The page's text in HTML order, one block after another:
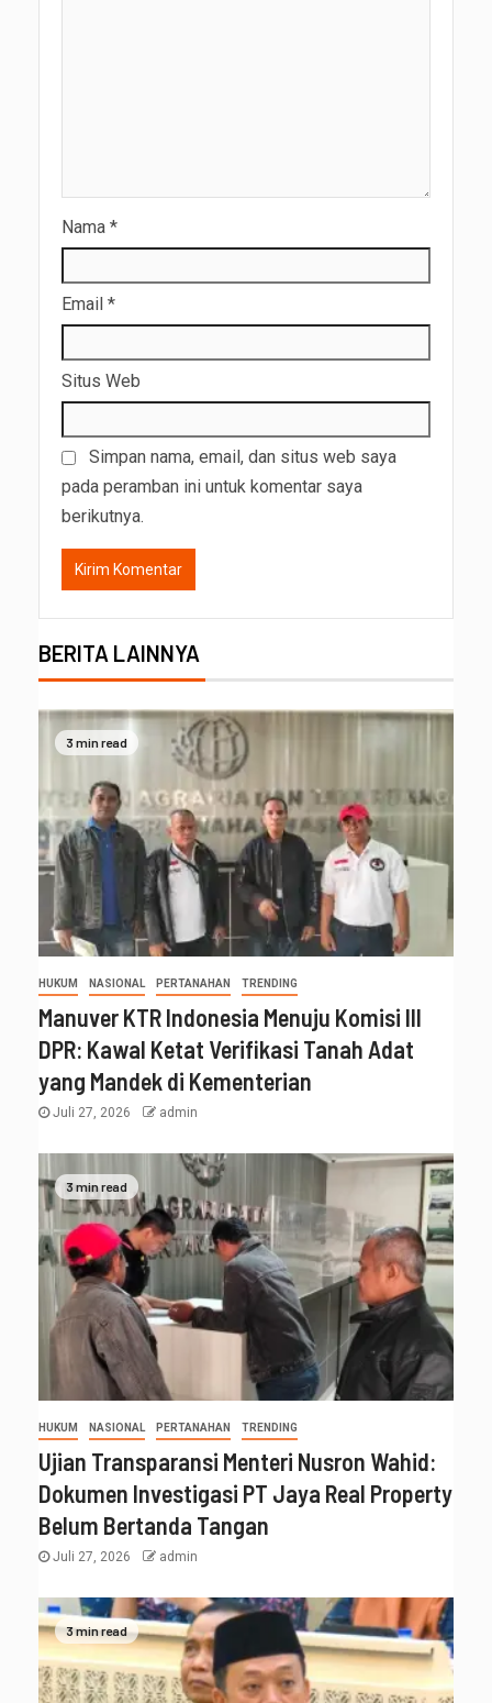
Nama *
Email *
Situs Web
Simpan nama, email, dan situs web saya
pada peramban ini untuk komentar saya
berikutnya.
BERITA LAINNYA
3 min read
HUKUM NASIONAL PERTANAHAN TRENDING
Manuver KTR Indonesia Menuju Komisi III
DPR: Kawal Ketat Verifikasi Tanah Adat
yang Mandek di Kementerian
Juli 27, 2026 admin
3 min read
HUKUM NASIONAL PERTANAHAN TRENDING
Ujian Transparansi Menteri Nusron Wahid:
Dokumen Investigasi PT Jaya Real Property
Belum Bertanda Tangan
Juli 27, 2026 admin
3 min read